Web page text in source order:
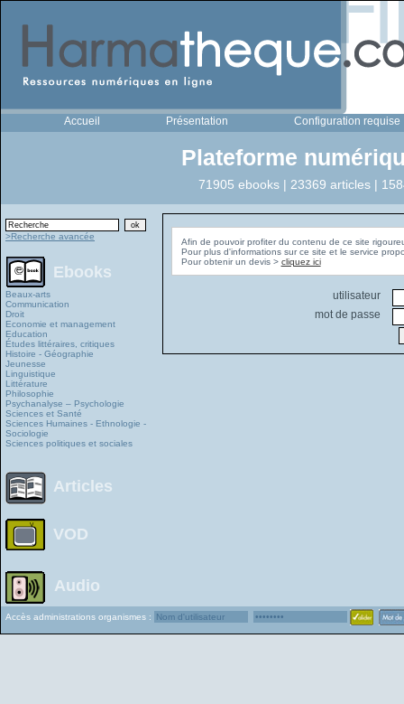
Accueil Présentation Configuration requise
Plateforme
71905 ebooks | 23369 articles |
>Recherche avancée
Ebooks
Beaux-arts
Communication
Droit
Economie et management
Education
Études littéraires, critiques
Histoire - Géographie
Jeunesse
Linguistique
Littérature
Philosophie
Psychanalyse – Psychologie
Sciences et Santé
Sciences Humaines - Ethnologie -
Sociologie
Sciences politiques et sociales
Articles
VOD
Audio
Afin de pouvoir profiter du contenu de ce site
Pour plus d'informations sur ce site et le service
Pour obtenir un devis > cliquez ici
utilisateur
mot de passe
Accès administrations organismes :